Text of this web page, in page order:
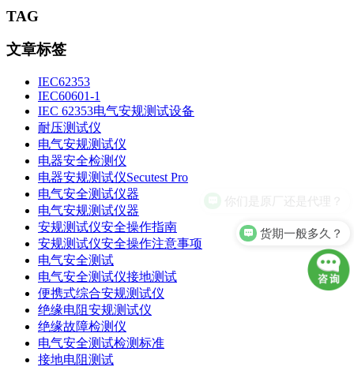
TAG
文章标签
IEC62353
IEC60601-1
IEC 62353电气安规测试设备
耐压测试仪
电气安规测试仪
电器安全检测仪
电器安规测试仪Secutest Pro
电气安全测试仪器
电气安规测试仪器
安规测试仪安全操作指南
安规测试仪安全操作注意事项
电气安全测试
电气安全测试仪接地测试
便携式综合安规测试仪
绝缘电阻安规测试仪
绝缘故障检测仪
电气安全测试检测标准
接地电阻测试
你们是原厂还是代理？
货期一般多久？